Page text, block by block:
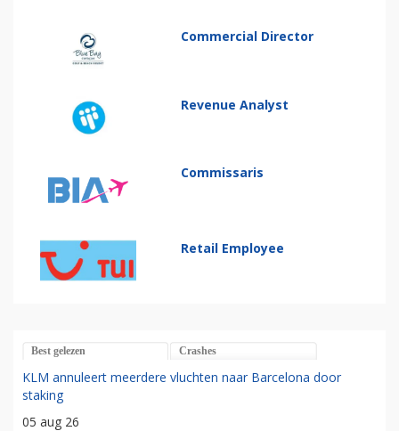
Commercial Director
Revenue Analyst
Commissaris
Retail Employee
Best gelezen Crashes
KLM annuleert meerdere vluchten naar Barcelona door
staking
05 aug 26